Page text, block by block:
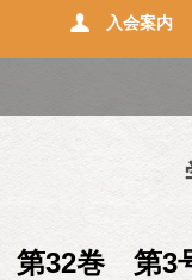
入会案内
第32巻 第3